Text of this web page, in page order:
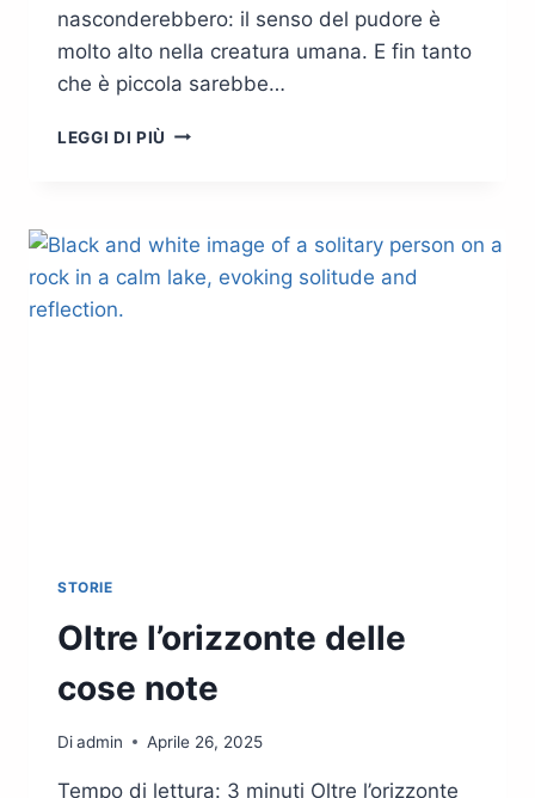
nasconderebbero: il senso del pudore è
molto alto nella creatura umana. E fin tanto
che è piccola sarebbe…
LEGGI DI PIÙ SE
CODA
STORIE
Oltre l’orizzonte delle
cose note
Diadmin Aprile 26, 2025
Tempo di lettura: 3 minuti Oltre l’orizzonte